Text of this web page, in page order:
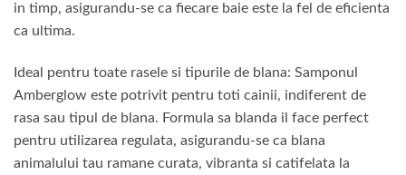
in timp, asigurandu-se ca fiecare baie este la fel de eficienta
ca ultima.
Ideal pentru toate rasele si tipurile de blana: Samponul
Amberglow este potrivit pentru toti cainii, indiferent de
rasa sau tipul de blana. Formula sa blanda il face perfect
pentru utilizarea regulata, asigurandu-se ca blana
animalului tau ramane curata, vibranta si catifelata la